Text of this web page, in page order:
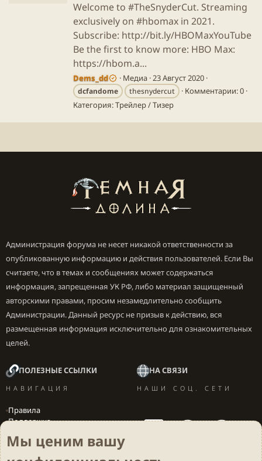
Welcome to #TheSnyderCut. Streaming
exclusively on #hbomax in 2021.
Subscribe: http://bit.ly/HBOMaxYouTube
Be the first to know more: HBO Max:
https://hbom.a...
Dems_dd Медиа 23 Август 2020
dcfandome thesnydercut
Комментарии: 0
Категория: Трейлер / Тизер
Администрация форума не несет никакой ответственности за
опубликованную информацию и действия пользователей. Если Вы
считаете, что в темах и сообщениях может содержаться
информация, запрещенная УК РФ, либо материал защищенный
авторскими правами, просим незамедлительно сообщить
Администрации. Данный ресурс не призыв к действию, вся
размещенная информация исключительно для ознакомительных
целей.
ПОЛЕЗНЫЕ ССЫЛКИ
НАВИГАЦИЯ
Правила
Поддержка
Локализация игр
НА СВЯЗИ
НАШИ СОЦ. СЕТИ
Мы ценим вашу